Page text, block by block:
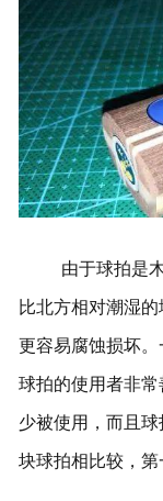
由于球拍是
比北方相对潮湿
更容易腐蚀损坏。
球拍的使用者非
少被使用，而且
块球拍相比较，第